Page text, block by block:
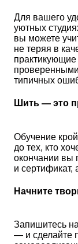
Для вашего
уютных
вы можете
не теряя в
типичных
Шить — это
Обучение
до тех, кто
окончании вы
и сертификат,
Начните
Запишитесь
— и сделайте